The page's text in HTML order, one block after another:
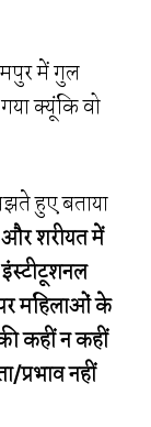
में गुल
क्यूंकि वो
हुए बताया
और शरीयत में
महिलाओं के
कहीं न कहीं
नहीं